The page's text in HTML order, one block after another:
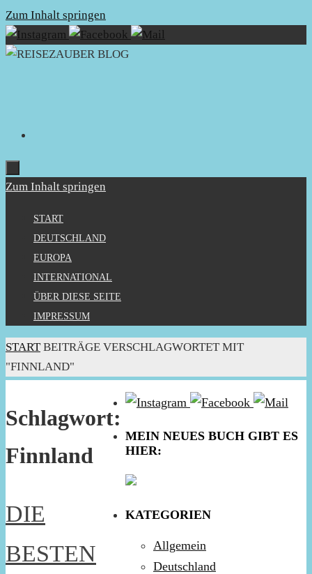
Zum Inhalt springen
Zum Inhalt springen
START
DEUTSCHLAND
EUROPA
INTERNATIONAL
ÜBER DIESE SEITE
IMPRESSUM
START BEITRÄGE VERSCHLAGWORTET MIT
"FINNLAND"
Schlagwort:
Finnland
DIE
BESTEN
MEIN NEUES BUCH GIBT ES
HIER:
KATEGORIEN
Allgemein
Deutschland